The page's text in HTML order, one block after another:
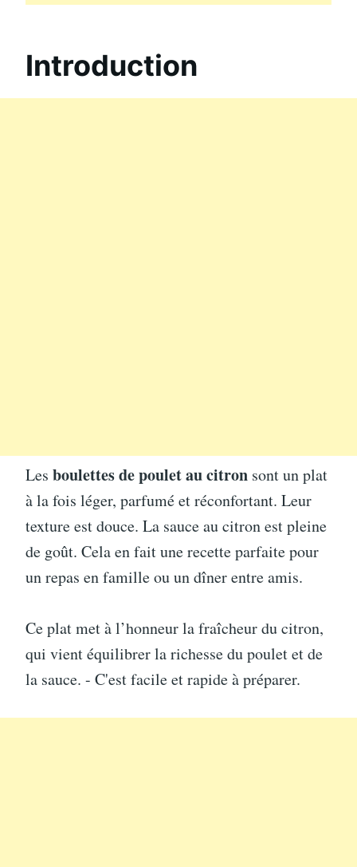
Introduction
Les boulettes de poulet au citron sont un plat
à la fois léger, parfumé et réconfortant. Leur
texture est douce. La sauce au citron est pleine
de goût. Cela en fait une recette parfaite pour
un repas en famille ou un dîner entre amis.
Ce plat met à l’honneur la fraîcheur du citron,
qui vient équilibrer la richesse du poulet et de
la sauce. - C'est facile et rapide à préparer.